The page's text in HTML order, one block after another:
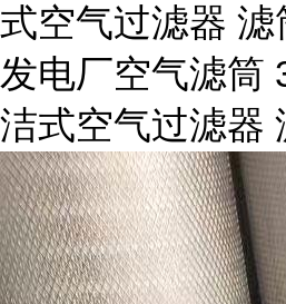
式空气过滤器 滤
发电厂空气滤筒
洁式空气过滤器